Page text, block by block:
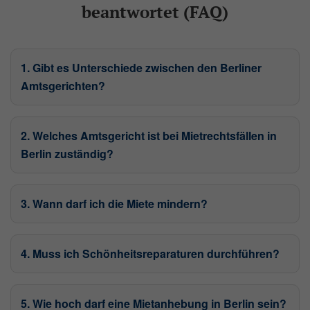
beantwortet (FAQ)
1. Gibt es Unterschiede zwischen den Berliner
Amtsgerichten?
2. Welches Amtsgericht ist bei Mietrechtsfällen in
Berlin zuständig?
3. Wann darf ich die Miete mindern?
4. Muss ich Schönheitsreparaturen durchführen?
5. Wie hoch darf eine Mietanhebung in Berlin sein?